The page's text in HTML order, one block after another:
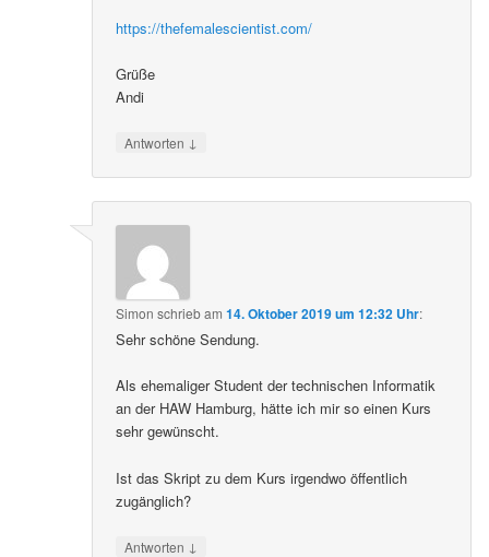
https://thefemalescientist.com/
Grüße
Andi
Antworten ↓
Simon schriebam14. Oktober 2019 um 12:32 Uhr:
Sehr schöne Sendung.
Als ehemaliger Student der technischen Informatik
an der HAW Hamburg, hätte ich mir so einen Kurs
sehr gewünscht.
Ist das Skript zu dem Kurs irgendwo öffentlich
zugänglich?
Antworten ↓